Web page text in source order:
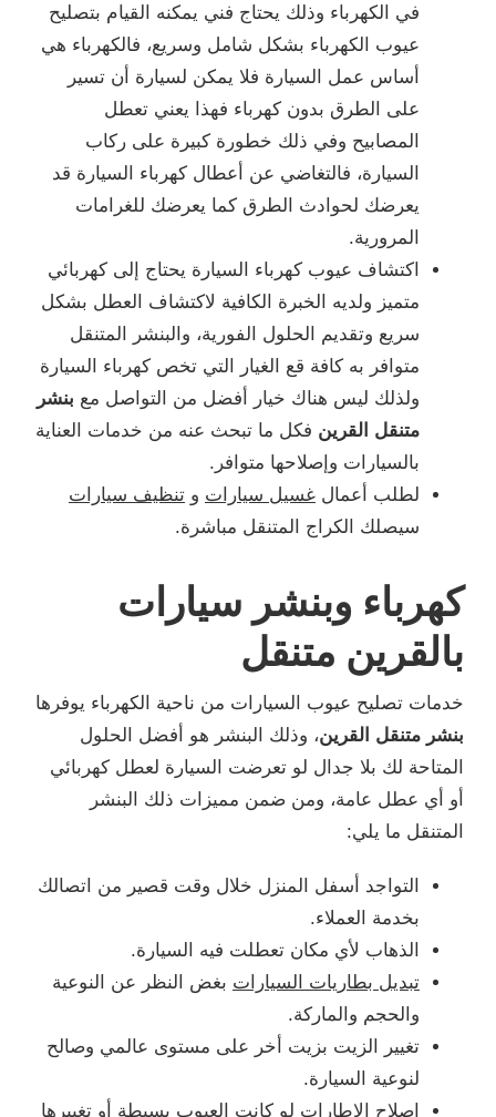
في الكهرباء وذلك يحتاج فني يمكنه القيام بتصليح
عيوب الكهرباء بشكل شامل وسريع، فالكهرباء هي
أساس عمل السيارة فلا يمكن لسيارة أن تسير
على الطرق بدون كهرباء فهذا يعني تعطل
المصابيح وفي ذلك خطورة كبيرة على ركاب
السيارة، فالتغاضي عن أعطال كهرباء السيارة قد
يعرضك لحوادث الطرق كما يعرضك للغرامات
المرورية.
اكتشاف عيوب كهرباء السيارة يحتاج إلى كهربائي
متميز ولديه الخبرة الكافية لاكتشاف العطل بشكل
سريع وتقديم الحلول الفورية، والبنشر المتنقل
متوافر به كافة قع الغيار التي تخص كهرباء السيارة
ولذلك ليس هناك خيار أفضل من التواصل مع بنشر
متنقل القرين فكل ما تبحث عنه من خدمات العناية
بالسيارات وإصلاحها متوافر.
لطلب أعمال غسيل سيارات و تنظيف سيارات
سيصلك الكراج المتنقل مباشرة.
كهرباء وبنشر سيارات
بالقرين متنقل
خدمات تصليح عيوب السيارات من ناحية الكهرباء يوفرها
بنشر متنقل القرين، وذلك البنشر هو أفضل الحلول
المتاحة لك بلا جدال لو تعرضت السيارة لعطل كهربائي
أو أي عطل عامة، ومن ضمن مميزات ذلك البنشر
المتنقل ما يلي:
التواجد أسفل المنزل خلال وقت قصير من اتصالك
بخدمة العملاء.
الذهاب لأي مكان تعطلت فيه السيارة.
تبديل بطاريات السيارات بغض النظر عن النوعية
والحجم والماركة.
تغيير الزيت بزيت أخر على مستوى عالمي وصالح
لنوعية السيارة.
إصلاح الإطارات لو كانت العيوب بسيطة أو تغييرها